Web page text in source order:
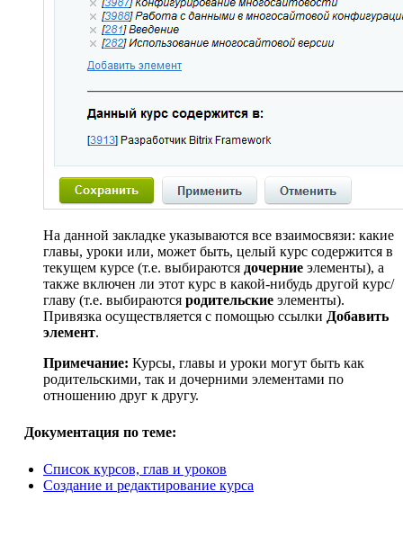
На данной закладке указываются все взаимосвязи: какие
главы, уроки или, может быть, целый курс содержится в
текущем курсе (т.е. выбираются дочерние элементы), а
также включен ли этот курс в какой-нибудь другой курс/
главу (т.е. выбираются родительские элементы).
Привязка осуществляется с помощью ссылки Добавить
элемент.
Примечание: Курсы, главы и уроки могут быть как
родительскими, так и дочерними элементами по
отношению друг к другу.
Документация по теме:
Список курсов, глав и уроков
Создание и редактирование курса